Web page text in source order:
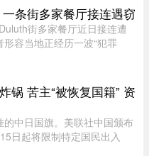
布的一项判决中，法官
了 Ai ...
条街多家餐厅接连遇窃
街多家餐厅近日接连遭
容当地正经历一波“犯罪
用约7000 ...
锅 苦主“被恢复国籍” 资
的中日国旗。美联社中国颁布
日起将限制特定国民出入